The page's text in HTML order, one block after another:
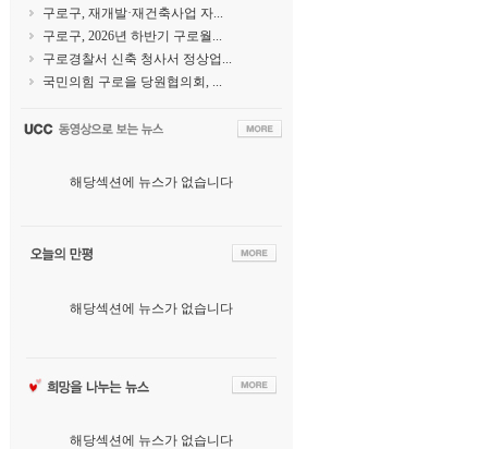
구로구, 재개발·재건축사업 자...
구로구, 2026년 하반기 구로월...
구로경찰서 신축 청사서 정상업...
국민의힘 구로을 당원협의회, ...
해당섹션에 뉴스가 없습니다
해당섹션에 뉴스가 없습니다
해당섹션에 뉴스가 없습니다